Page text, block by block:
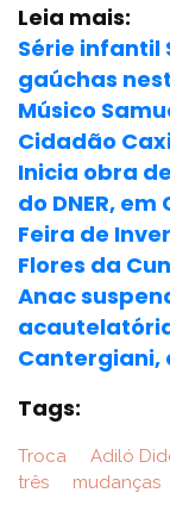
Leia mais:
Série infantil
gaúchas
Músico
Cidadão
Inicia obra
do DNER,
Feira de
Flores da
Anac
Cantergiani,
Tags:
Troca Adiló
três
mudanças